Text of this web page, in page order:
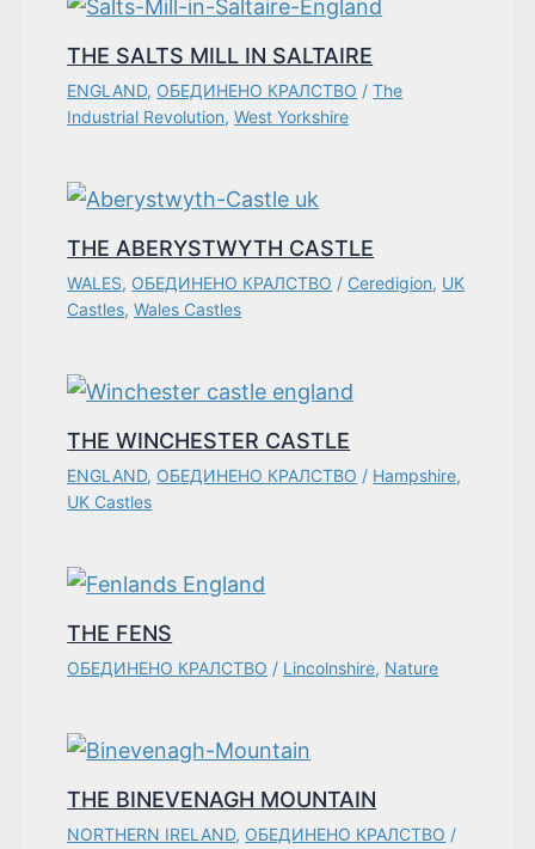
THE SALTS MILL IN SALTAIRE
ENGLAND, ОБЕДИНЕНО КРАЛСТВО /The
Industrial Revolution,West Yorkshire
THE ABERYSTWYTH CASTLE
WALES, ОБЕДИНЕНО КРАЛСТВО / Ceredigion, UK
Castles,Wales Castles
THE WINCHESTER CASTLE
ENGLAND, ОБЕДИНЕНО КРАЛСТВО / Hampshire,
UK Castles
THE FENS
ОБЕДИНЕНО КРАЛСТВО / Lincolnshire, Nature
THE BINEVENAGH MOUNTAIN
NORTHERN IRELAND, ОБЕДИНЕНО КРАЛСТВО /